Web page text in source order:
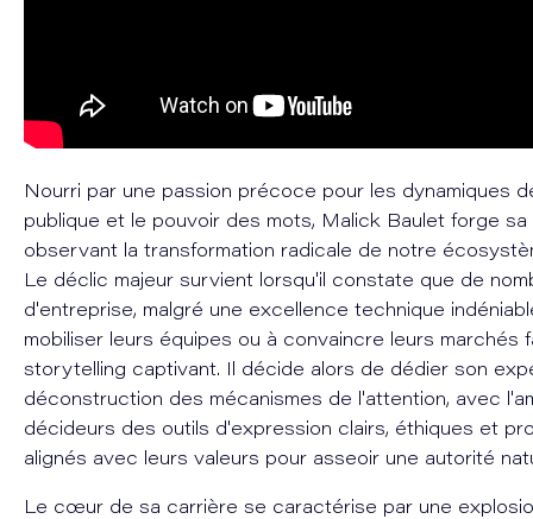
Nourri par une passion précoce pour les dynamiques
publique et le pouvoir des mots, Malick Baulet forge
observant la transformation radicale de notre
Le déclic majeur survient lorsqu'il constate que de
d'entreprise, malgré une excellence technique
mobiliser leurs équipes ou à convaincre leurs marchés
storytelling captivant. Il décide alors de dédier son
déconstruction des mécanismes de l'attention, avec
décideurs des outils d'expression clairs, éthiques et
alignés avec leurs valeurs pour asseoir une autorité
Le cœur de sa carrière se caractérise par une